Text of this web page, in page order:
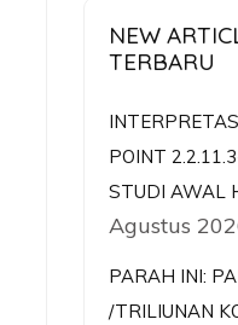
NEW
TERBARU
POINT
STUDI AWAL
Agustus
PARAH INI:
/TRILIUNAN